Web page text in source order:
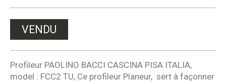
VENDU
Profileur PAOLINO BACCI CASCINA PISA ITALIA,
model : FCC2 TU, Ce profileur Planeur, sert à façonner